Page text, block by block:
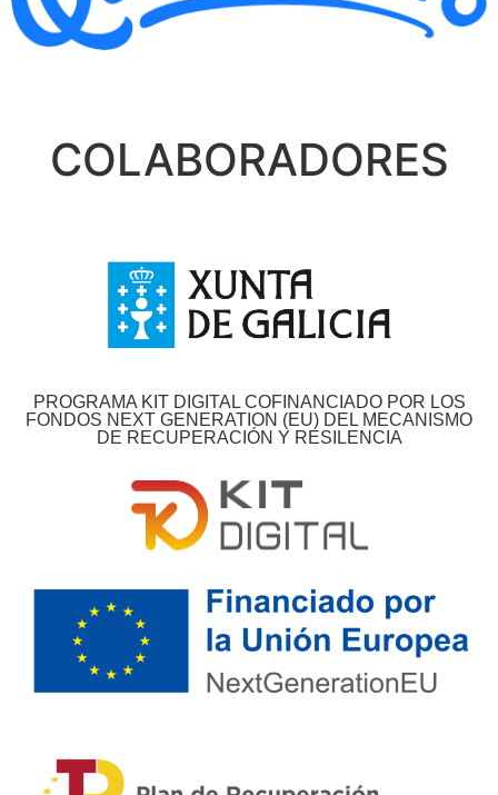
COLABORADORES
PROGRAMA KIT DIGITAL COFINANCIADO POR LOS
FONDOS NEXT GENERATION (EU) DEL MECANISMO
DE RECUPERACIÓN Y RESILENCIA